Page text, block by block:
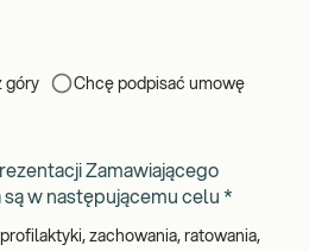
góry Chcę podpisać umowę
Zamawiającego
w następującemu celu *
zachowania, ratowania,